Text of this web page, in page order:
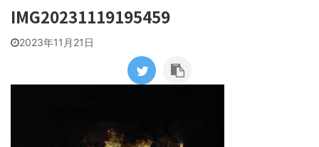
IMG20231119195459
2023年11月21日